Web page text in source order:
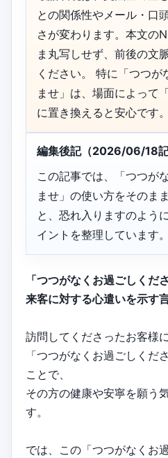
との関係性やメール・口
さが変わります。本文の
ま丸写しせず、前後の文
ください。 特に「つつ
ませ」は、場面によって
に置き換えると安心です。
編集後記（2026/06/18記
この記事では、「つつが
ませ」の使い方をそのま
と、恐れ入りますのよう
イントを整理しています。
「つつがなくお過ごしくだ
来客に対する心遣いを示す
訪問してくださったお客様
「つつがなくお過ごしくだ
ことで、
その方の健康や安寧を願う
す。
では、この「つつがなくお